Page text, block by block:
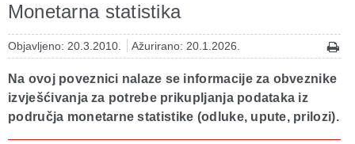
Monetarna statistika
Objavljeno: 20.3.2010. Ažurirano: 20.1.2026.
Na ovoj poveznici nalaze se informacije za obveznike
izvješćivanja za potrebe prikupljanja podataka iz
područja monetarne statistike (odluke, upute, prilozi).